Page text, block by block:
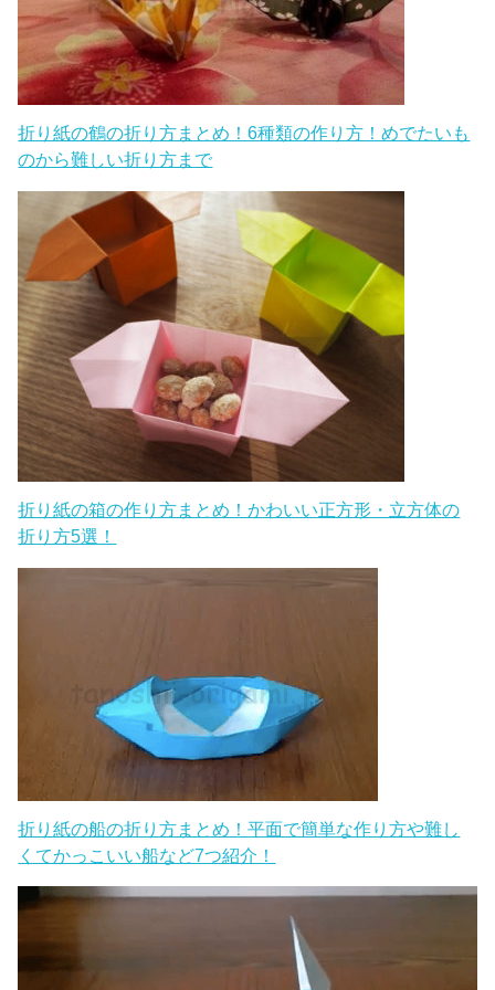
折り紙の鶴の折り方まとめ！6種類の作り方！めでたいも
のから難しい折り方まで
折り紙の箱の作り方まとめ！かわいい正方形・立方体の
折り方5選！
折り紙の船の折り方まとめ！平面で簡単な作り方や難し
くてかっこいい船など7つ紹介！